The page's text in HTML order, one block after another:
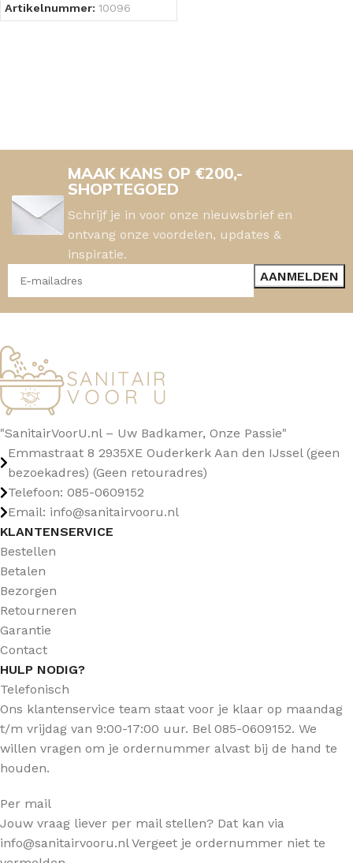
Artikelnummer: 10096
MAAK KANS OP €200,-
SHOPTEGOED
Schrijf je in voor onze nieuwsbrief en
ontvang onze voordelen, updates &
inspiratie.
"SanitairVoorU.nl – Uw Badkamer, Onze Passie"
Emmastraat 8 2935XE Ouderkerk Aan den IJssel (geen
bezoekadres) (Geen retouradres)
Telefoon: 085-0609152
Email: info@sanitairvooru.nl
KLANTENSERVICE
Bestellen
Betalen
Bezorgen
Retourneren
Garantie
Contact
HULP NODIG?
Telefonisch
Ons klantenservice team staat voor je klaar op maandag
t/m vrijdag van 9:00-17:00 uur. Bel 085-0609152. We
willen vragen om je ordernummer alvast bij de hand te
houden.
Per mail
Jouw vraag liever per mail stellen? Dat kan via
info@sanitairvooru.nl Vergeet je ordernummer niet te